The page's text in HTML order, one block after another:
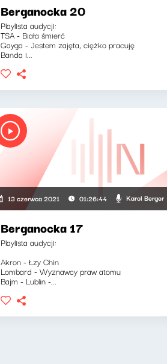
Berganocka 20
Playlista audycji:
TSA - Biała śmierć
Gayga - Jestem zajęta, ciężko pracuję
Banda i...
13 czerwca 2021 01:26:44 Karol Berger
Berganocka 17
Playlista audycji:
Akron - Łzy Chin
Lombard - Wyznawcy praw atomu
Bajm - Lublin -...